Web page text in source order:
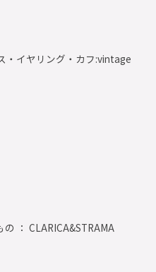
・イヤリング・カフ:vintage
： CLARICA&STRAMA